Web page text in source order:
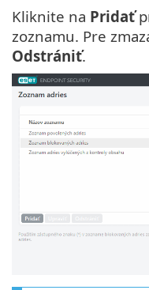
Kliknite na Pridať
zoznamu. Pre
Odstrániť.